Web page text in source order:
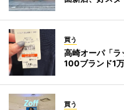
買う
高崎オーパ「
100ブランド1
買う